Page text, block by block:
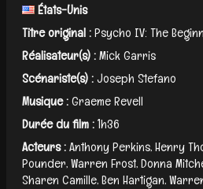
États-Unis
Titre original :Psycho IV: The
Réalisateur(s) :Mick Garris
Scénariste(s) :Joseph Stefano
Musique :Graeme Revell
Durée du film :1h36
Acteurs :Anthony Perkins, Henry
Pounder, Warren Frost, Donna
Sharen Camille, Ben Hartigan,